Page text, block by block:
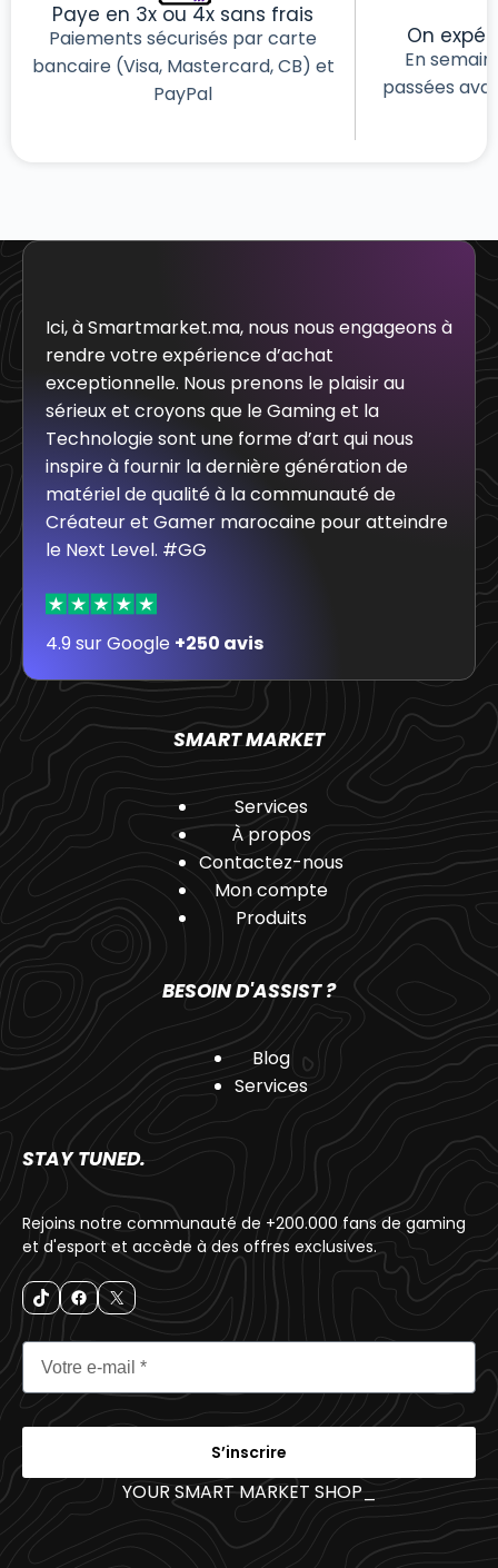
Paye en 3x ou 4x sans frais
Paiements sécurisés par carte
bancaire (Visa, Mastercard, CB) et
PayPal
On
En
passées
Ici, à Smartmarket.ma, nous nous engageons à
rendre votre expérience d’achat
exceptionnelle. Nous prenons le plaisir au
sérieux et croyons que le Gaming et la
Technologie sont une forme d’art qui nous
inspire à fournir la dernière génération de
matériel de qualité à la communauté de
Créateur et Gamer marocaine pour atteindre
le Next Level. #GG
4.9 sur Google +250 avis
SMART MARKET
Services
À propos
Contactez-nous
Mon compte
Produits
BESOIN D'ASSIST ?
Blog
Services
STAY TUNED.
Rejoins notre communauté de +200.000 fans de gaming
et d'esport et accède à des offres exclusives.
S’inscrire
YOUR SMART MARKET SHOP _